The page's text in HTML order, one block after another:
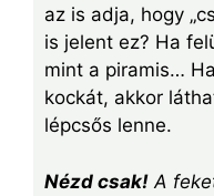
az is adja, hogy
is jelent ez? Ha
mint a piramis…
kockát, akkor
lépcsős lenne.
Nézd csak! A